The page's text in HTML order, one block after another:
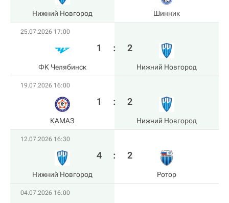
Нижний Новгород Шинник
25.07.2026 17:00
ФK Челябинск
1 : 2
Нижний Новгород
19.07.2026 16:00
КАМАЗ
1 : 2
Нижний Новгород
12.07.2026 16:30
Нижний Новгород
4 : 2
Ротор
04.07.2026 16:00